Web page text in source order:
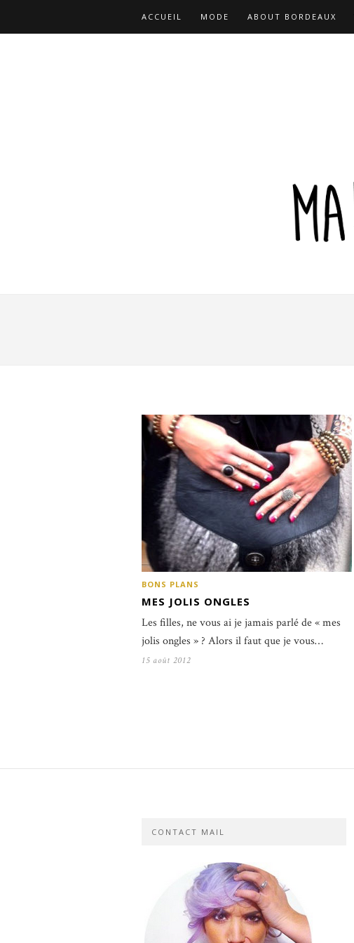
ACCUEIL MODE ABOUT BORDEAUX
BONS PLANS
MES JOLIS ONGLES
Les filles, ne vous ai je jamais parlé de « mes
jolis ongles » ? Alors il faut que je vous…
15 août 2012
CONTACT MAIL